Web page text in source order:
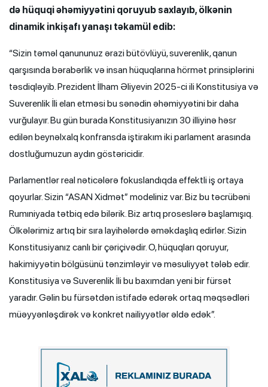
də hüquqi əhəmiyyətini qoruyub saxlayıb, ölkənin
dinamik inkişafı yanaşı təkamül edib:
“Sizin təməl qanununuz ərazi bütövlüyü, suverenlik, qanun
qarşısında bərabərlik və insan hüquqlarına hörmət prinsiplərini
təsdiqləyib. Prezident İlham Əliyevin 2025-ci ili Konstitusiya və
Suverenlik İli elan etməsi bu sənədin əhəmiyyətini bir daha
vurğulayır. Bu gün burada Konstitusiyanızın 30 illiyinə həsr
edilən beynəlxalq konfransda iştirakım iki parlament arasında
dostluğumuzun aydın göstəricidir.
Parlamentlər real nəticələrə fokuslandıqda effektli iş ortaya
qoyurlar. Sizin “ASAN Xidmət” modeliniz var. Biz bu təcrübəni
Rumıniyada tətbiq edə bilərik. Biz artıq proseslərə başlamışıq.
Ölkələrimiz artıq bir sıra layihələrdə əməkdaşlıq edirlər. Sizin
Konstitusiyanız canlı bir çəriçivədir. O, hüquqları qoruyur,
hakimiyyətin bölgüsünü tənzimləyir və məsuliyyət tələb edir.
Konstitusiya və Suverenlik İli bu baxımdan yeni bir fürsət
yaradır. Gəlin bu fürsətdən istifadə edərək ortaq məqsədləri
müəyyənləşdirək və konkret nailiyyətlər əldə edək”.